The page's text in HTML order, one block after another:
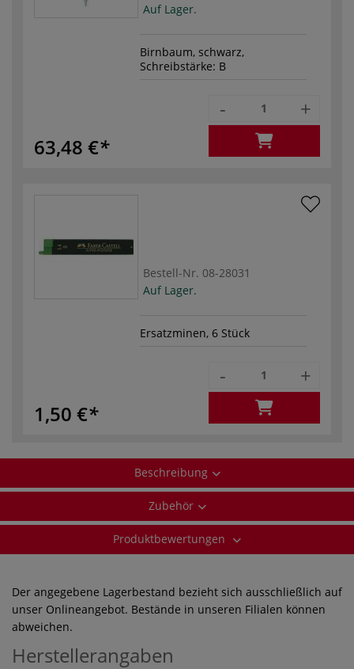
Auf Lager.
Birnbaum, schwarz,
Schreibstärke: B
63,48 €
- +
Bestell-Nr. 08-28031
Auf Lager.
Ersatzminen, 6 Stück
1,50 €
- +
Beschreibung
Zubehör
Produktbewertungen
Der angegebene Lagerbestand bezieht sich ausschließlich auf
unser Onlineangebot. Bestände in unseren Filialen können
abweichen.
Herstellerangaben